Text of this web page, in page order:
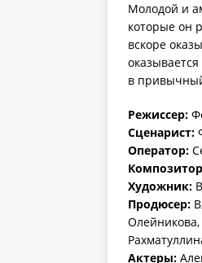
Молодой и
которые он
вскоре
в
Режиссер:
Сценарист:
Оператор:
Художник:
Продюсер:
Актеры: